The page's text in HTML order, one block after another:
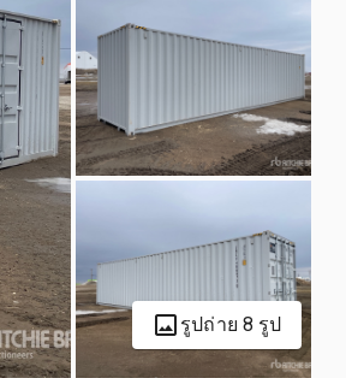
รูปถ่าย 8 รูป